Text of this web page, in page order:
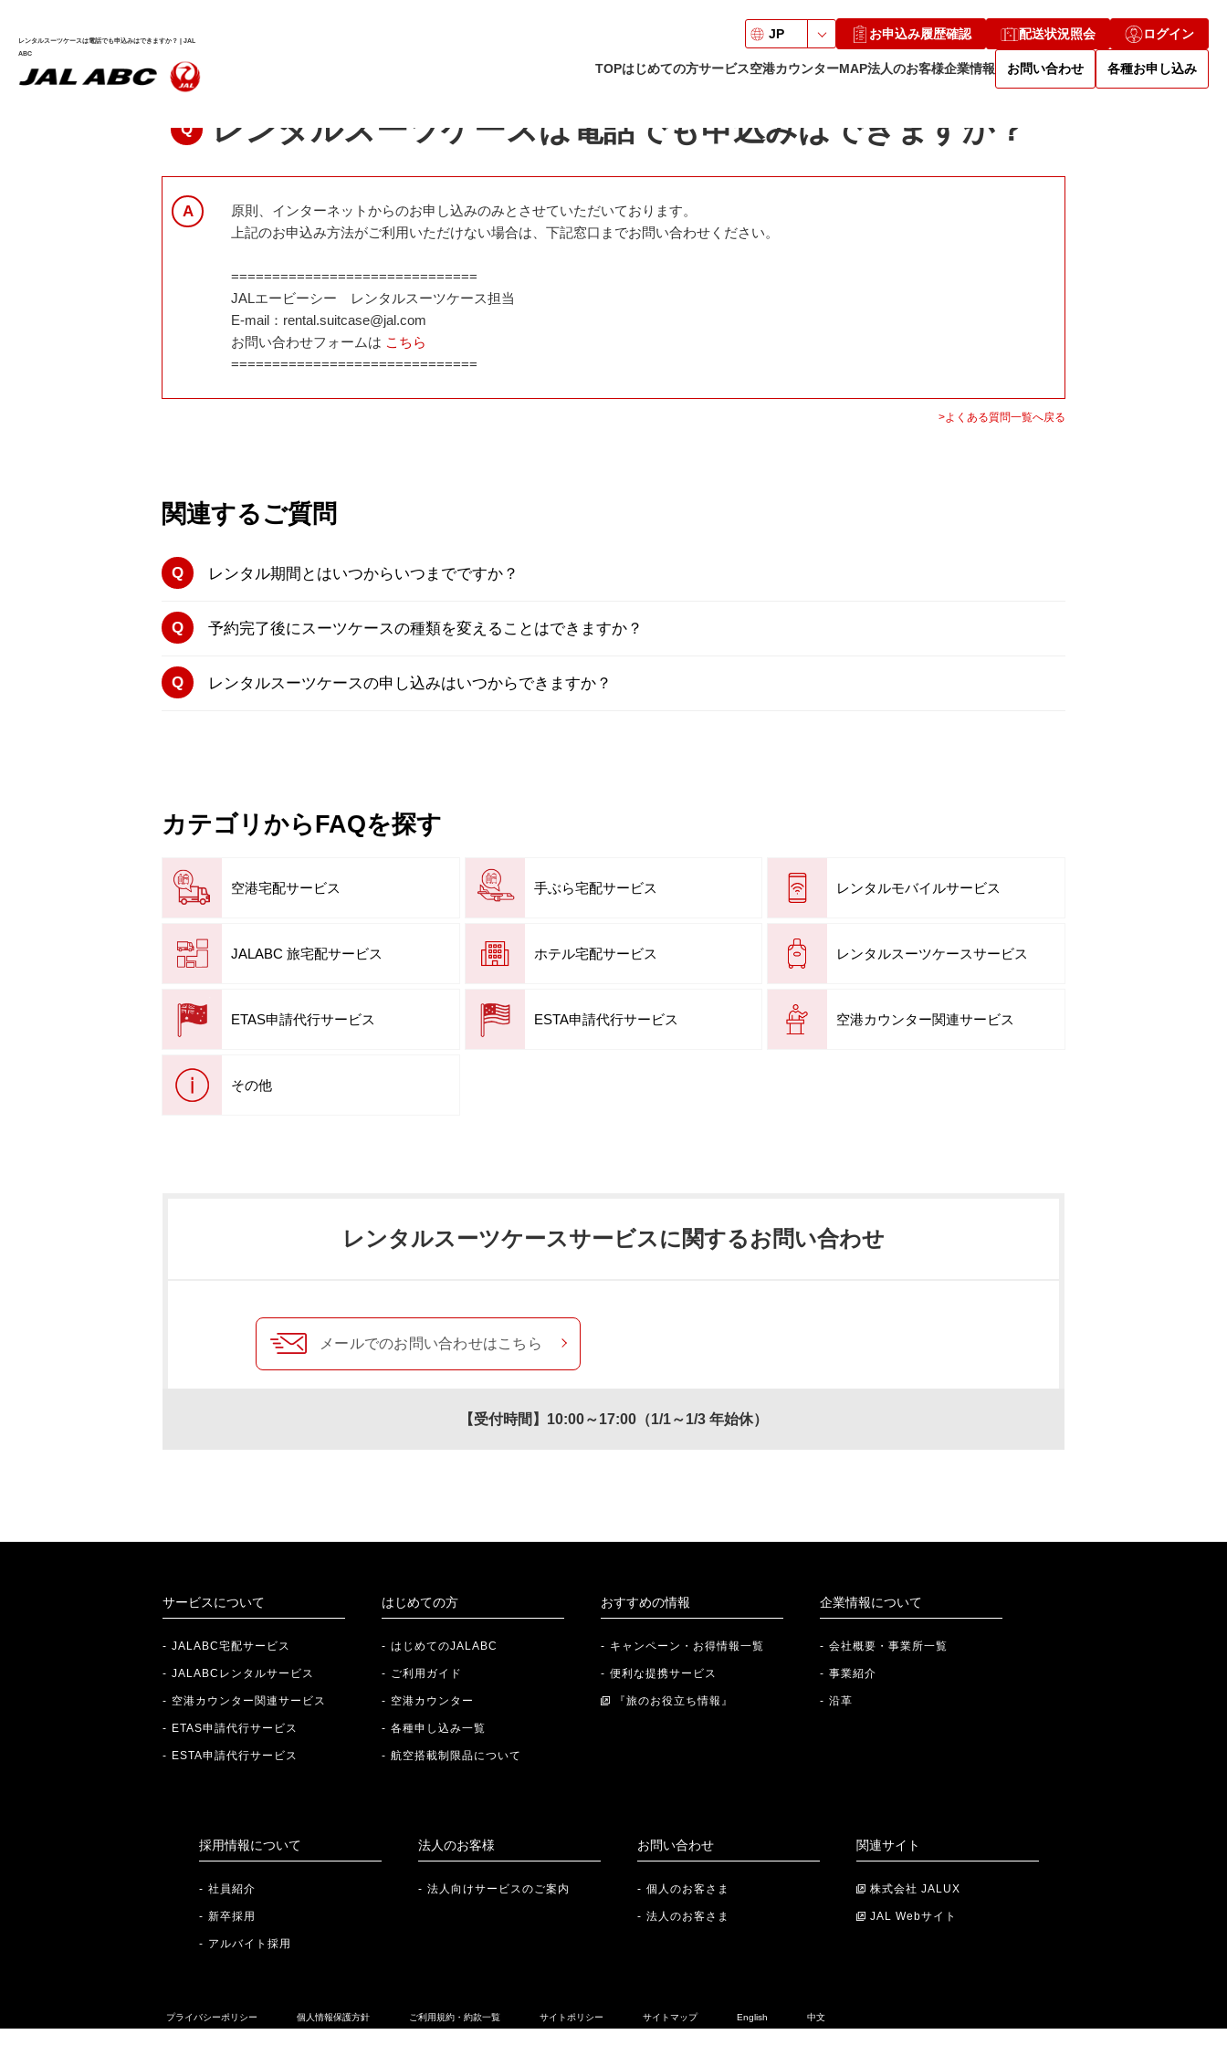
レンタルスーツケースは電話でも申込みはできますか？ | JAL
ABC
JP お申込み履歴確認 配送状況照会 ログイン
TOPはじめての方サービス空港カウンターMAP法人のお客様企業情報 お問い合わせ 各種お申し込み
> レンタルスーツケースは電話でも申込みはできますか？
レンタルスーツケース
レンタルスーツケースは電話でも申込みはできますか？
原則、インターネットからのお申し込みのみとさせていただいております。
上記のお申込み方法がご利用いただけない場合は、下記窓口までお問い合わせください。
==============================
JALエービーシー レンタルスーツケース担当
E-mail：rental.suitcase@jal.com
お問い合わせフォームは こちら
==============================
>よくある質問一覧へ戻る
関連するご質問
レンタル期間とはいつからいつまでですか？
予約完了後にスーツケースの種類を変えることはできますか？
レンタルスーツケースの申し込みはいつからできますか？
カテゴリからFAQを探す
空港宅配サービス 手ぶら宅配サービス レンタルモバイルサービス
JALABC 旅宅配サービス ホテル宅配サービス レンタルスーツケースサービス
ETAS申請代行サービス ESTA申請代行サービス 空港カウンター関連サービス
その他
レンタルスーツケースサービスに関するお問い合わせ
メールでのお問い合わせはこちら
【受付時間】10:00～17:00（1/1～1/3 年始休）
サービスについて
JALABC宅配サービス
JALABCレンタルサービス
空港カウンター関連サービス
ETAS申請代行サービス
ESTA申請代行サービス
はじめての方
はじめてのJALABC
ご利用ガイド
空港カウンター
各種申し込み一覧
航空搭載制限品について
おすすめの情報
キャンペーン・お得情報一覧
便利な提携サービス
『旅のお役立ち情報』
企業情報について
会社概要・事業所一覧
事業紹介
沿革
採用情報について
社員紹介
新卒採用
アルバイト採用
法人のお客様
法人向けサービスのご案内
お問い合わせ
個人のお客さま
法人のお客さま
関連サイト
株式会社 JALUX
JAL Webサイト
プライバシーポリシー 個人情報保護方針 ご利用規約・約款一覧 サイトポリシー サイトマップ English
中文